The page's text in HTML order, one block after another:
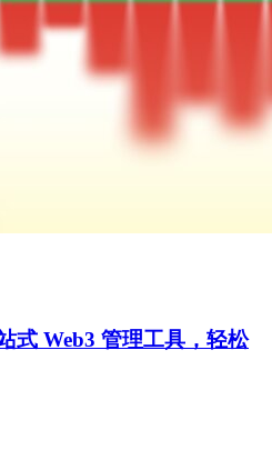
式 Web3 管理工具，轻松